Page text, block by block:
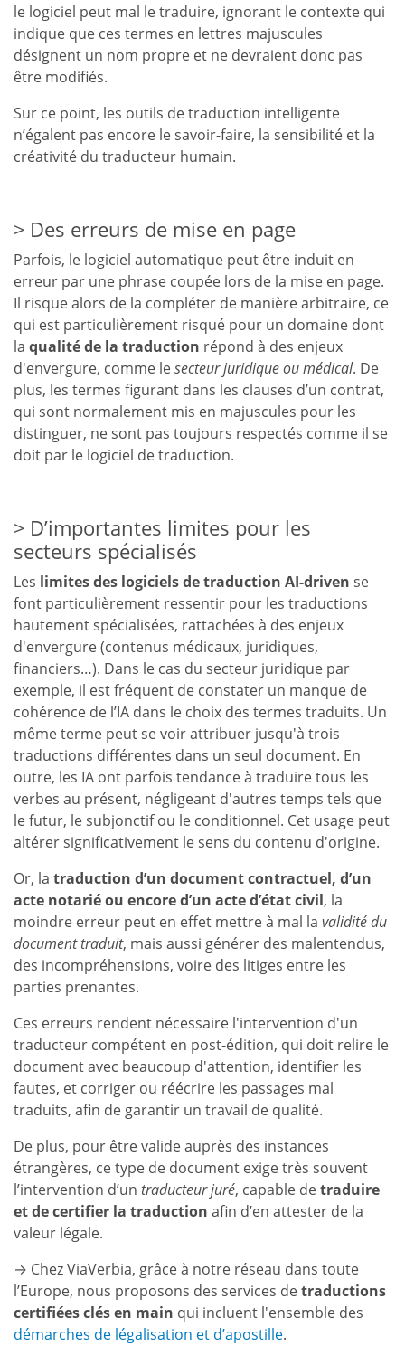
le logiciel peut mal le traduire, ignorant le contexte qui
indique que ces termes en lettres majuscules
désignent un nom propre et ne devraient donc pas
être modifiés.
Sur ce point, les outils de traduction intelligente
n’égalent pas encore le savoir-faire, la sensibilité et la
créativité du traducteur humain.
Des erreurs de mise en page
Parfois, le logiciel automatique peut être induit en
erreur par une phrase coupée lors de la mise en page.
Il risque alors de la compléter de manière arbitraire, ce
qui est particulièrement risqué pour un domaine dont
la qualité de la traduction répond à des enjeux
d'envergure, comme lesecteur juridique ou médical. De
plus, les termes figurant dans les clauses d’un contrat,
qui sont normalement mis en majuscules pour les
distinguer, ne sont pas toujours respectés comme il se
doit par le logiciel de traduction.
D’importantes limites pour les
secteurs spécialisés
Les limites des logiciels de traduction AI-driven se
font particulièrement ressentir pour les traductions
hautement spécialisées, rattachées à des enjeux
d'envergure (contenus médicaux, juridiques,
financiers…). Dans le cas du secteur juridique par
exemple, il est fréquent de constater un manque de
cohérence de l’IA dans le choix des termes traduits. Un
même terme peut se voir attribuer jusqu'à trois
traductions différentes dans un seul document. En
outre, les IA ont parfois tendance à traduire tous les
verbes au présent, négligeant d'autres temps tels que
le futur, le subjonctif ou le conditionnel. Cet usage peut
altérer significativement le sens du contenu d'origine.
Or, la traduction d’un document contractuel, d’un
acte notarié ou encore d’un acte d’état civil, la
moindre erreur peut en effet mettre à mal la validité du
document traduit, mais aussi générer des malentendus,
des incompréhensions, voire des litiges entre les
parties prenantes.
Ces erreurs rendent nécessaire l'intervention d'un
traducteur compétent en post-édition, qui doit relire le
document avec beaucoup d'attention, identifier les
fautes, et corriger ou réécrire les passages mal
traduits, afin de garantir un travail de qualité.
De plus, pour être valide auprès des instances
étrangères, ce type de document exige très souvent
l’intervention d’un traducteur juré, capable detraduire
et de certifier la traduction afin d’en attester de la
valeur légale.
→ Chez ViaVerbia, grâce à notre réseau dans toute
l’Europe, nous proposons des services detraductions
certifiées clés en main qui incluent l'ensemble des
démarches de légalisation et d’apostille.